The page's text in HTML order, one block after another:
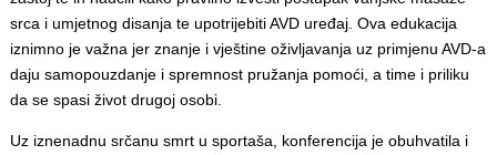
srca i umjetnog disanja te upotrijebiti AVD uređaj. Ova edukacija
iznimno je važna jer znanje i vještine oživljavanja uz primjenu AVD-a
daju samopouzdanje i spremnost pružanja pomoći, a time i priliku
da se spasi život drugoj osobi.
Uz iznenadnu srčanu smrt u sportaša, konferencija je obuhvatila i